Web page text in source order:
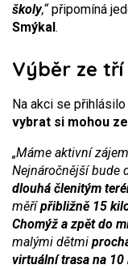
školy,“připomíná
Smýkal.
Výběr ze
Na akci se
vybrat si mohou
„Máme aktivní
Nejnáročnější bude
dlouhá členitým
měřípřibližně 15
Chomýž a zpět do
malými dětmi
virtuální trasa na